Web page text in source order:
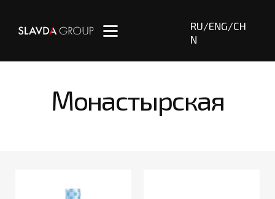
RU/ENG/CH
N
Монастырская